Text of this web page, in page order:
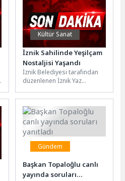
Kültür Sanat
İznik Sahilinde Yeşilçam
Nostaljisi Yaşandı
İznik Belediyesi tarafından
düzenlenen İznik Yaz
sinemasının unutulmaz
eserlerinden “Selvi Boylum
Al...
Gündem
Başkan Topaloğlu canlı
yayında soruları